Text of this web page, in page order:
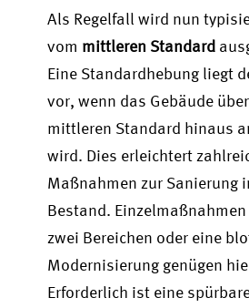
Als Regelfall wird nun
vom mittleren Standard
Eine Standardhebung liegt
vor, wenn das Gebäude
mittleren Standard hinaus
wird. Dies erleichtert
Maßnahmen zur Sanierung
Bestand.
zwei Bereichen oder eine
Modernisierung genügen
Erforderlich ist eine